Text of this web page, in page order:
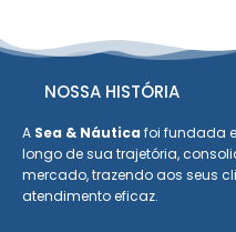
NOSSA HISTÓRIA
A Sea & Náutica foi fundada
longo de sua trajetória,
mercado, trazendo aos seus
atendimento eficaz.